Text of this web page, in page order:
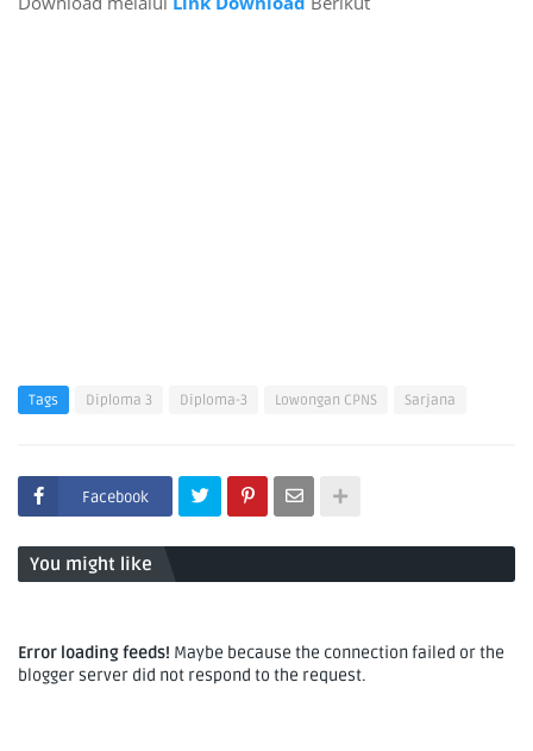
Tags Diploma 3 Diploma-3 Lowongan CPNS Sarjana
Facebook
You might like
Error loading feeds! Maybe because the connection failed or the
blogger server did not respond to the request.